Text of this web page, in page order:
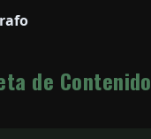
de Contenido